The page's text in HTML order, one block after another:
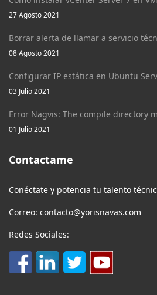
27 Agosto 2021
Borrar alerta de llamar a servicio
08 Agosto 2021
Configurar IP estática en Ubuntu
03 Julio 2021
Error Nagvis: The compile directory
01 Julio 2021
Contactame
Conéctate y potencia tu talento
Correo: contacto@yorisnavas.com
Redes Sociales: